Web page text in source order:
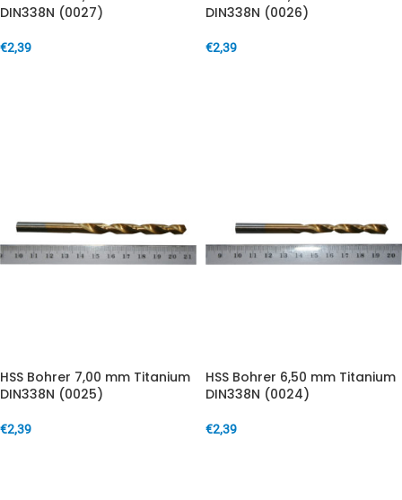
DIN338N (0027)
€2,39
DIN338N (0026)
€2,39
HSS Bohrer 7,00 mm Titanium
DIN338N (0025)
€2,39
HSS Bohrer 6,50 mm Titanium
DIN338N (0024)
€2,39